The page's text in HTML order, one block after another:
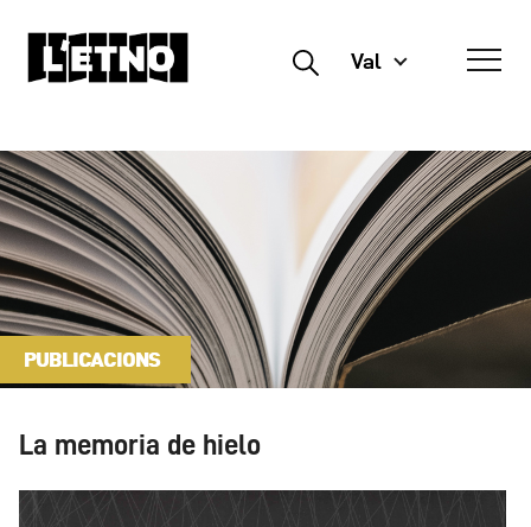
Buscar Val
PUBLICACIONS
La memoria de hielo